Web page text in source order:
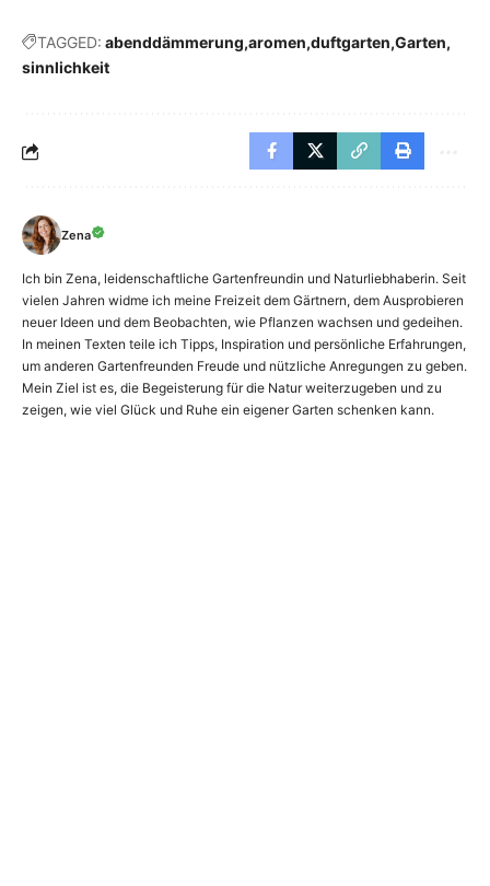
TAGGED: abenddämmerung aromen duftgarten Garten
sinnlichkeit
Zena
Ich bin Zena, leidenschaftliche Gartenfreundin und Naturliebhaberin. Seit
vielen Jahren widme ich meine Freizeit dem Gärtnern, dem Ausprobieren
neuer Ideen und dem Beobachten, wie Pflanzen wachsen und gedeihen.
In meinen Texten teile ich Tipps, Inspiration und persönliche Erfahrungen,
um anderen Gartenfreunden Freude und nützliche Anregungen zu geben.
Mein Ziel ist es, die Begeisterung für die Natur weiterzugeben und zu
zeigen, wie viel Glück und Ruhe ein eigener Garten schenken kann.